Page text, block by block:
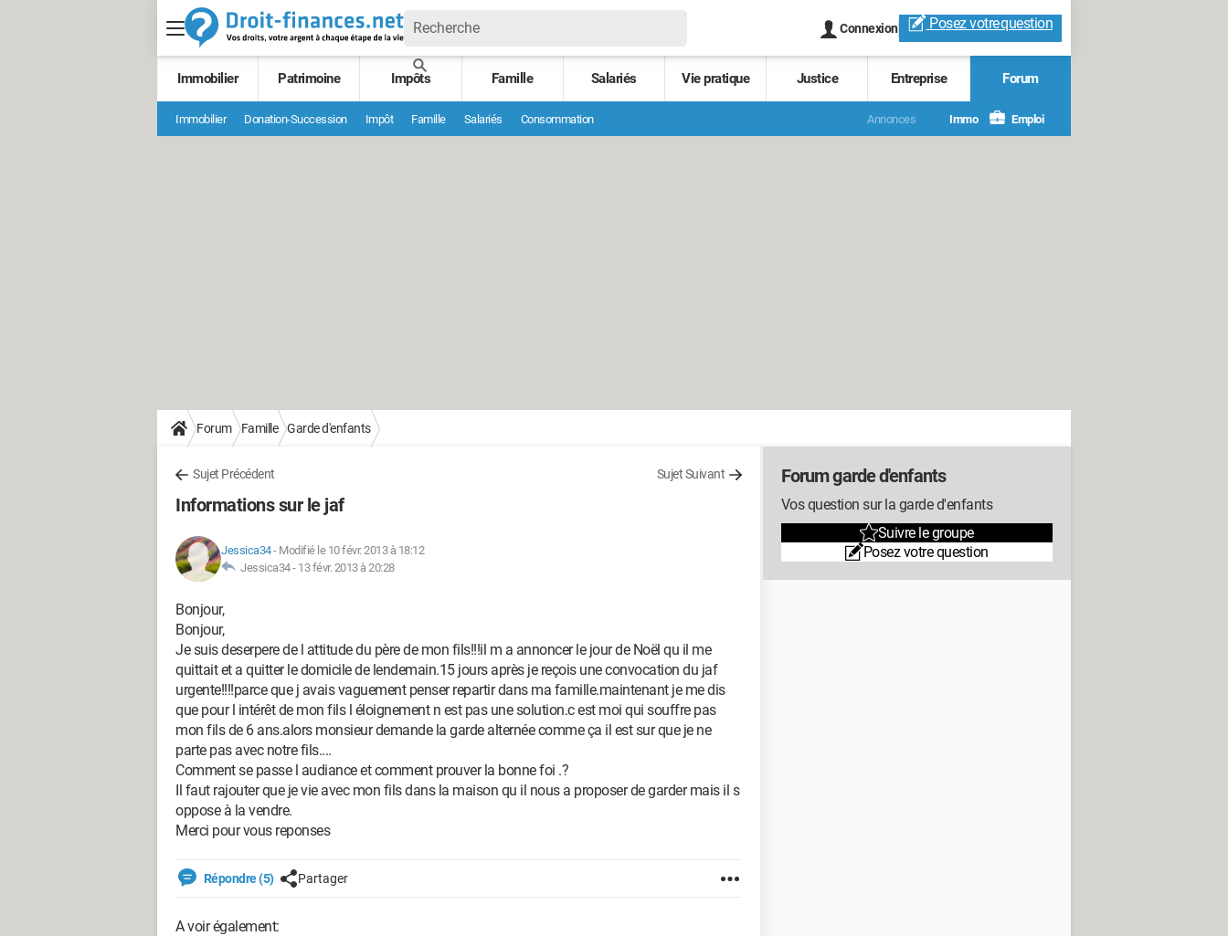
Connexion Posez votrequestion
Immobilier Patrimoine Impôts Famille Salariés Vie pratique Justice Entreprise Forum
Immobilier Donation-Succession Impôt Famille Salariés Consommation Annonces Immo Emploi
Forum Famille Garde d'enfants
Sujet Précédent Sujet Suivant
Informations sur le jaf
Jessica34- Modifié le 10 févr. 2013 à 18:12
Jessica34 - 13 févr. 2013 à 20:28
Bonjour,
Bonjour,
Je suis deserpere de l attitude du père de mon fils!!!il m a annoncer le jour de Noël qu il me
quittait et a quitter le domicile de lendemain.15 jours après je reçois une convocation du jaf
urgente!!!!parce que j avais vaguement penser repartir dans ma famille.maintenant je me dis
que pour l intérêt de mon fils l éloignement n est pas une solution.c est moi qui souffre pas
mon fils de 6 ans.alors monsieur demande la garde alternée comme ça il est sur que je ne
parte pas avec notre fils....
Comment se passe l audiance et comment prouver la bonne foi .?
Il faut rajouter que je vie avec mon fils dans la maison qu il nous a proposer de garder mais il s
oppose à la vendre.
Merci pour vous reponses
Répondre (5) Partager
A voir également:
Forum garde d'enfants
Vos question sur la garde d'enfants
Suivre le groupe
Posez votre question